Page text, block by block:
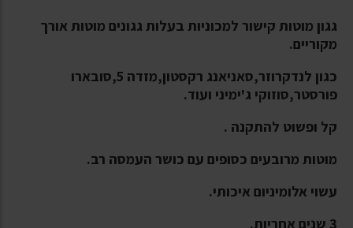
גגון מוטות קישור למכוניות בעלות גגונים מוטות אורך
מקוריים.
כגון לנדקרוזר,סאניאנג רקסטון,מזדה 5,סובארו
פורסטר,סוזוקי ג'ימיני ועוד.
קל ופשוט להתקנה .
מוטות מרובעים כסופים עם כושר העמסה רב.
עשוי אלומיניום איכותי.
3 שנים אחריות.